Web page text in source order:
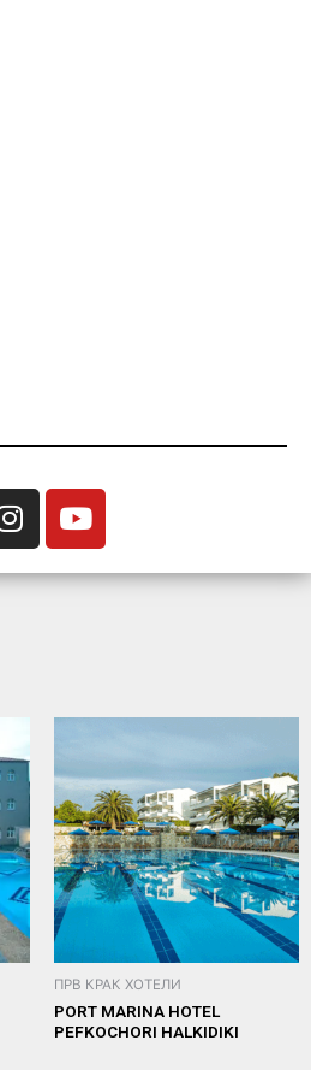
ПРВ КРАК ХОТЕЛИ
PORT MARINA HOTEL
PEFKOCHORI HALKIDIKI